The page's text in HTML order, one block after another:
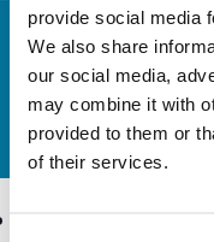
provide social media
We also share
our social media,
may combine it with
provided to them or
of their services.
Bize Ulaşın
Daha fazla bilgi
iletişime geçinve
yanıtlasın.